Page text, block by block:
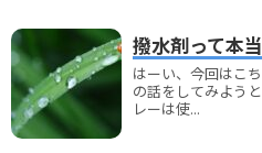
撥水剤って本
はーい、今回はこ
の話をしてみよう
レーは使...